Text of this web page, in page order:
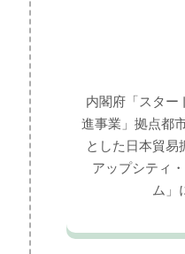
内閣府「スター
進事業」拠点都
とした日本貿易
アップシティ
ム」